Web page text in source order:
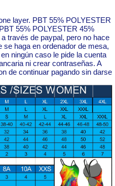
layer. PBT 55% POLYESTER
55% POLYESTER 45%
través de paypal, pero no hace
haga en ordenador de mesa,
ningún caso le pide la cuenta
ni crear contraseñas. A
de continuar pagando sin darse